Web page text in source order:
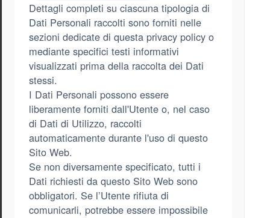
Dettagli completi su ciascuna tipologia di
Dati Personali raccolti sono forniti nelle
sezioni dedicate di questa privacy policy o
mediante specifici testi informativi
visualizzati prima della raccolta dei Dati
stessi.
I Dati Personali possono essere
liberamente forniti dall'Utente o, nel caso
di Dati di Utilizzo, raccolti
automaticamente durante l'uso di questo
Sito Web.
Se non diversamente specificato, tutti i
Dati richiesti da questo Sito Web sono
obbligatori. Se l’Utente rifiuta di
comunicarli, potrebbe essere impossibile